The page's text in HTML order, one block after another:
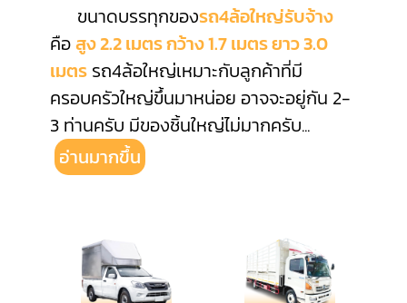
ขนาดบรรทุกของรถ4ล้อใหญ่รับจ้าง
คือสูง 2.2 เมตร กว้าง 1.7 เมตร ยาว 3.0
เมตรรถ4ล้อใหญ่เหมาะกับลูกค้าที่มี
ครอบครัวใหญ่ขึ้นมาหน่อย อาจจะอยู่กัน 2-
3 ท่านครับ มีของชิ้นใหญ่ไม่มากครับ...
อ่านมากขึ้น